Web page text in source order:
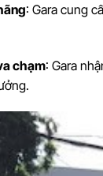
: Gara cung
chạm: Gara